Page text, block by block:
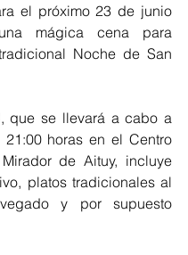
el próximo 23 de junio
mágica cena para
Noche de San
que se llevará a cabo a
horas en el Centro
de Aituy, incluye
platos tradicionales al
y por supuesto